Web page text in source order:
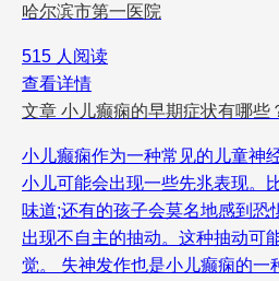
哈尔滨市第一医院
515 人阅读
查看详情
文章 小儿癫痫的早期症状有哪些
小儿癫痫作为一种常见的儿童神
小儿可能会出现一些先兆表现。
味道;还有的孩子会莫名地感到
出现不自主的抽动。这种抽动可
觉。 失神发作也是小儿癫痫的